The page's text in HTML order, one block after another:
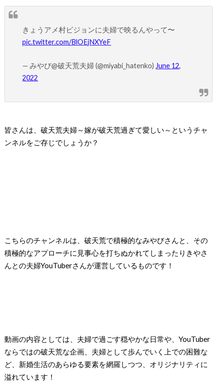
きょうアメ村ビジョンに夫婦で映るんやって〜
pic.twitter.com/BlOEjNXYeF
— みやび@破天荒夫婦 (@miyabi_hatenko) June 12,
2022
皆さんは、破天荒夫婦～嫁が破天荒過ぎて愛しい～というチャ
ンネルをご存じでしょうか？
こちらのチャンネルは、 破天荒で積極的なみやびさんと、その
積極的なアプローチに見事心を打ちぬかれてしまったりきやさ
んとの夫婦YouTuberさんが運営しているものです！
動画の内容としては、夫婦で過ごす穏やかな日常や、 YouTuber
ならではの破天荒な企画、夫婦として歩んでいく上での困難な
ど、 新婚生活のあらゆる要素を網羅しつつ、オリジナリティに
溢れています！